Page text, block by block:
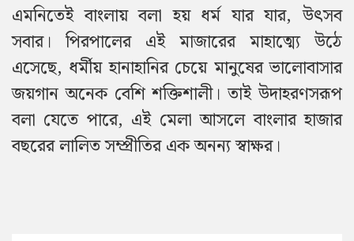
এমনিতেই বাংলায় বলা হয় ধর্ম যার যার, উৎসব
সবার। পিরপালের এই মাজারের মাহাত্ম্যে উঠে
এসেছে, ধর্মীয় হানাহানির চেয়ে মানুষের ভালোবাসার
জয়গান অনেক বেশি শক্তিশালী। তাই উদাহরণসরূপ
বলা যেতে পারে, এই মেলা আসলে বাংলার হাজার
বছরের লালিত সম্প্রীতির এক অনন্য স্বাক্ষর।